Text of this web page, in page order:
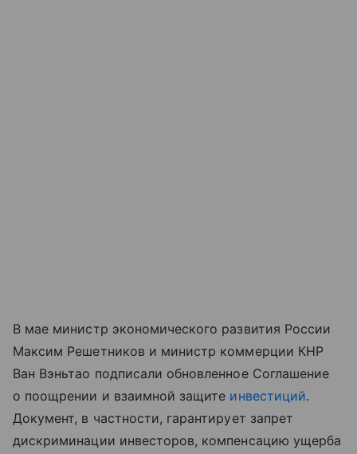
В мае министр экономического развития России
Максим Решетников и министр коммерции КНР
Ван Вэньтао подписали обновленное Соглашение
о поощрении и взаимной защите инвестиций.
Документ, в частности, гарантирует запрет
дискриминации инвесторов, компенсацию ущерба